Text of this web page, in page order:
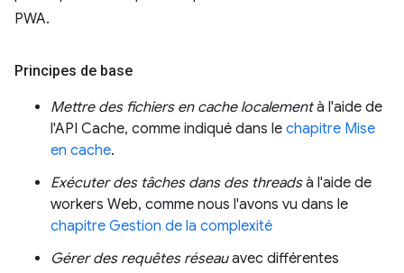
PWA.
Principes de base
Mettre des fichiers en cache localementà l'aide de
l'API Cache, comme indiqué dans le chapitre Mise
en cache.
Exécuter des tâches dans des threadsà l'aide de
workers Web, comme nous l'avons vu dans le
chapitre Gestion de la complexité
Gérer des requêtes réseauavec différentes